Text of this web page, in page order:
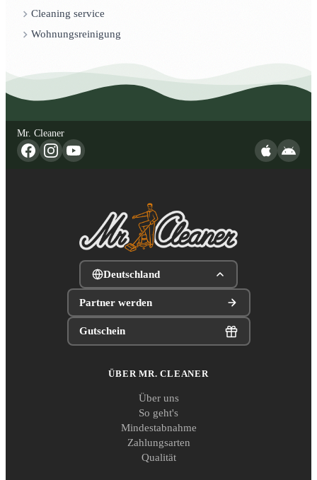
Cleaning service
Wohnungsreinigung
Mr. Cleaner
Deutschland
Partner werden
Gutschein
ÜBER MR. CLEANER
Über uns
So geht's
Mindestabnahme
Zahlungsarten
Qualität